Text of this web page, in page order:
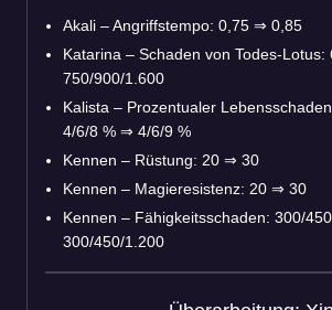
Akali – Angriffstempo: 0,75 ⇒ 0,85
Katarina – Schaden von Todes-
750/900/1.600
Kalista – Prozentualer
4/6/8 % ⇒ 4/6/9 %
Kennen – Rüstung: 20 ⇒ 30
Kennen – Magieresistenz: 20 ⇒ 30
Kennen – Fähigkeitsschaden: 300/
300/450/1.200